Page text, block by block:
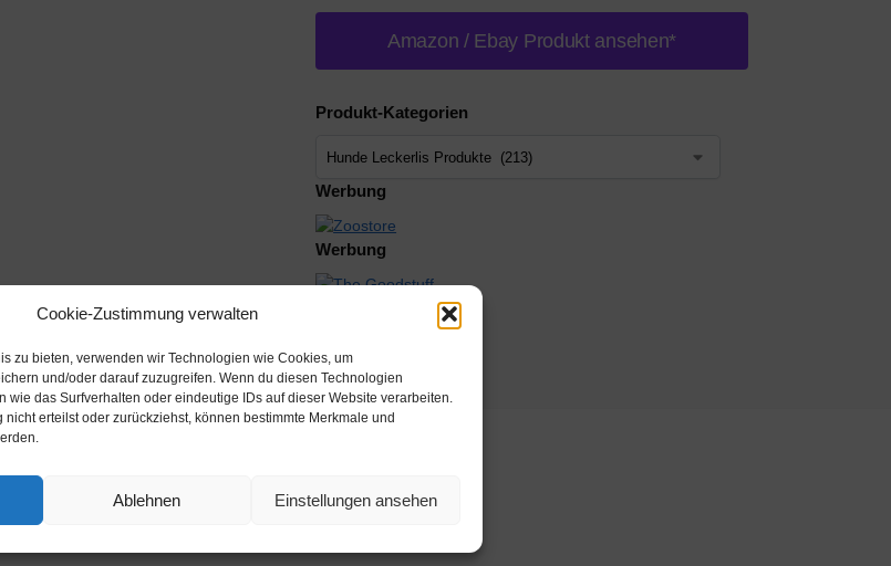
Cookie-Zustimmung verwalten
zu bieten, verwenden wir Technologien wie Cookies, um
und/oder darauf zuzugreifen. Wenn du diesen Technologien
wie das Surfverhalten oder eindeutige IDs auf dieser Website verarbeiten.
erteilst oder zurückziehst, können bestimmte Merkmale und
Ablehnen Einstellungen ansehen
Amazon / Ebay Produkt ansehen*
Produkt-Kategorien
Werbung
Werbung